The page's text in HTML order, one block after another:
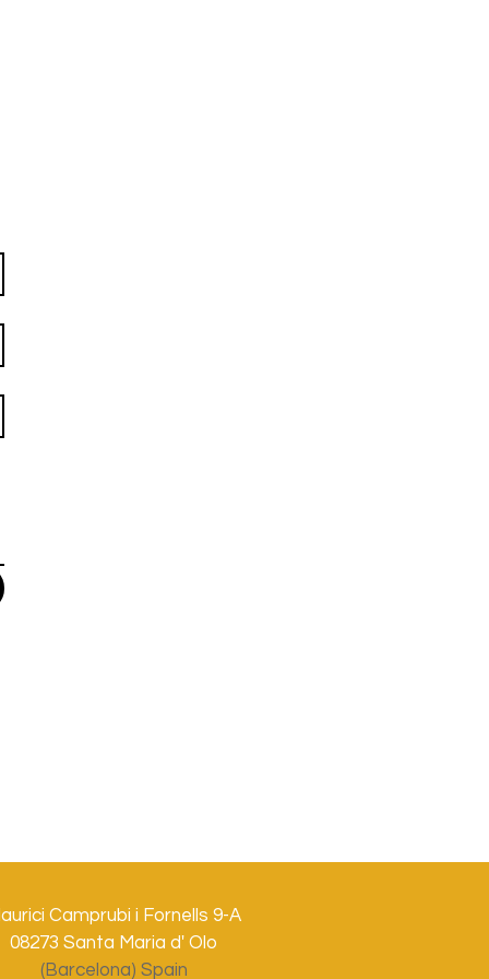
Camprubi i Fornells 9-A
08273 Santa Maria d' Olo
(Barcelona) Spain